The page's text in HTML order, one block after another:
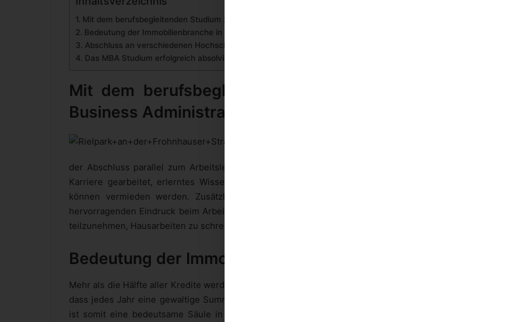
Mit dem berufsbegleitenden Studium zum Master of Business Administration Real Estate Management
Bedeutung der Immobilienbranche in Deutschland
Abschluss an verschiedenen Hochschulen
Das MBA Studium erfolgreich absolvieren
Mit dem berufsbegleitenden Studium zum Master of
Business Administration Real Estate Management
der Abschluss parallel zum Arbeitsleben absolviert werden kann. Es wird also gleichzeitig an der
Karriere gearbeitet, erlerntes Wissen angewendet und finanzielle Einbußen durch Gehaltsverlust
können vermieden werden. Zusätzlich hinterlässt das überdurchschnittliche Engagement einen
hervorragenden Eindruck beim Arbeitgeber. Nicht jeder ist bereit, in seiner Freizeit an Vorlesungen
teilzunehmen, Hausarbeiten zu schreiben und eine umfangreiche Masterthesis zu erstellen.
Bedeutung der Immobilienbranche in Deutschland
Mehr als die Hälfte aller Kredite werden in Deutschland für Immobilien aufgenommen. Dies bedeutet,
dass jedes Jahr eine gewaltige Summe in Deutschland in Immobilien investiert wird. Diese Branche
ist somit eine bedeutsame Säule in unserer gesamten Volkswirtschaft. Vor allem Deutschland ist